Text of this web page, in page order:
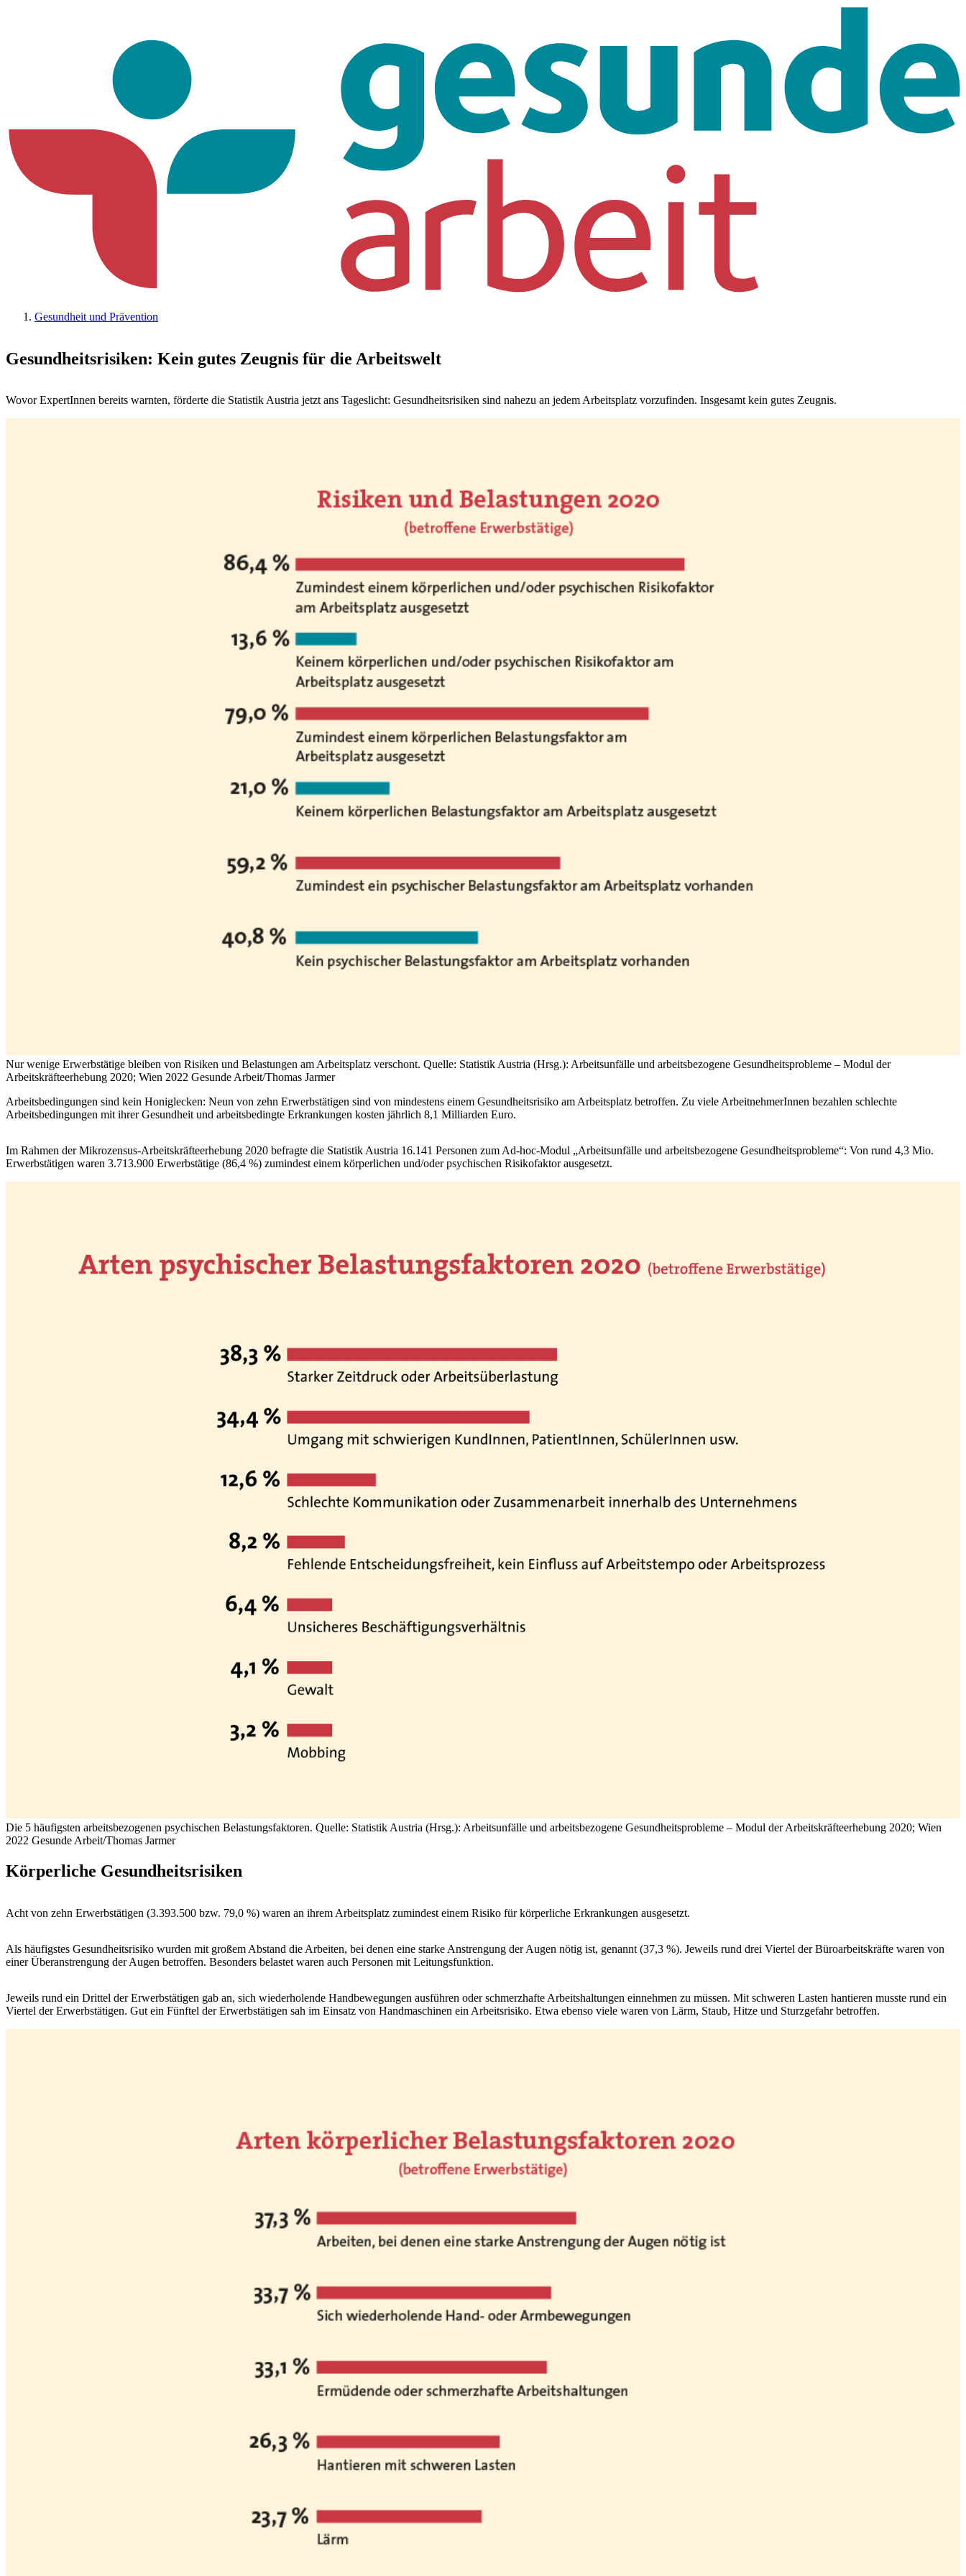
Gesundheit und Prävention
Gesundheitsrisiken: Kein gutes Zeugnis für die Arbeitswelt
Wovor ExpertInnen bereits warnten, förderte die Statistik Austria jetzt ans Tageslicht: Gesundheitsrisiken sind nahezu an jedem Arbeitsplatz vorzufinden. Insgesamt kein gutes Zeugnis.
Nur wenige Erwerbstätige bleiben von Risiken und Belastungen am Arbeitsplatz verschont. Quelle: Statistik Austria (Hrsg.): Arbeitsunfälle und arbeitsbezogene Gesundheitsprobleme – Modul der
Arbeitskräfteerhebung 2020; Wien 2022 Gesunde Arbeit/Thomas Jarmer
Arbeitsbedingungen sind kein Honiglecken: Neun von zehn Erwerbstätigen sind von mindestens einem Gesundheitsrisiko am Arbeitsplatz betroffen. Zu viele ArbeitnehmerInnen bezahlen schlechte
Arbeitsbedingungen mit ihrer Gesundheit und arbeitsbedingte Erkrankungen kosten jährlich 8,1 Milliarden Euro.
Im Rahmen der Mikrozensus-Arbeitskräfteerhebung 2020 befragte die Statistik Austria 16.141 Personen zum Ad-hoc-Modul „Arbeitsunfälle und arbeitsbezogene Gesundheitsprobleme“: Von rund 4,3 Mio.
Erwerbstätigen waren 3.713.900 Erwerbstätige (86,4 %) zumindest einem körperlichen und/oder psychischen Risikofaktor ausgesetzt.
Die 5 häufigsten arbeitsbezogenen psychischen Belastungsfaktoren. Quelle: Statistik Austria (Hrsg.): Arbeitsunfälle und arbeitsbezogene Gesundheitsprobleme – Modul der Arbeitskräfteerhebung 2020; Wien
2022 Gesunde Arbeit/Thomas Jarmer
Körperliche Gesundheitsrisiken
Acht von zehn Erwerbstätigen (3.393.500 bzw. 79,0 %) waren an ihrem Arbeitsplatz zumindest einem Risiko für körperliche Erkrankungen ausgesetzt.
Als häufigstes Gesundheitsrisiko wurden mit großem Abstand die Arbeiten, bei denen eine starke Anstrengung der Augen nötig ist, genannt (37,3 %). Jeweils rund drei Viertel der Büroarbeitskräfte waren von
einer Überanstrengung der Augen betroffen. Besonders belastet waren auch Personen mit Leitungsfunktion.
Jeweils rund ein Drittel der Erwerbstätigen gab an, sich wiederholende Handbewegungen ausführen oder schmerzhafte Arbeitshaltungen einnehmen zu müssen. Mit schweren Lasten hantieren musste rund ein
Viertel der Erwerbstätigen. Gut ein Fünftel der Erwerbstätigen sah im Einsatz von Handmaschinen ein Arbeitsrisiko. Etwa ebenso viele waren von Lärm, Staub, Hitze und Sturzgefahr betroffen.